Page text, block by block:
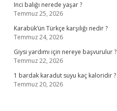
Inci balığı nerede yaşar ?
Temmuz 25, 2026
Karabük’ün Türkçe karşılığı nedir ?
Temmuz 24, 2026
Giysi yardımı için nereye başvurulur ?
Temmuz 22, 2026
1 bardak karadut suyu kaç kaloridir ?
Temmuz 20, 2026